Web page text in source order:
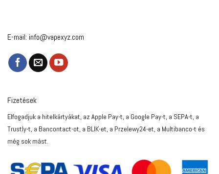
E-mail: info@vapexyz.com
Fizetések
Elfogadjuk a hitelkártyákat, az Apple Pay-t, a Google Pay-t, a SEPA-t, a
Trustly-t, a Bancontact-ot, a BLIK-et, a Przelewy24-et, a Multibanco-t és
még sok mást.